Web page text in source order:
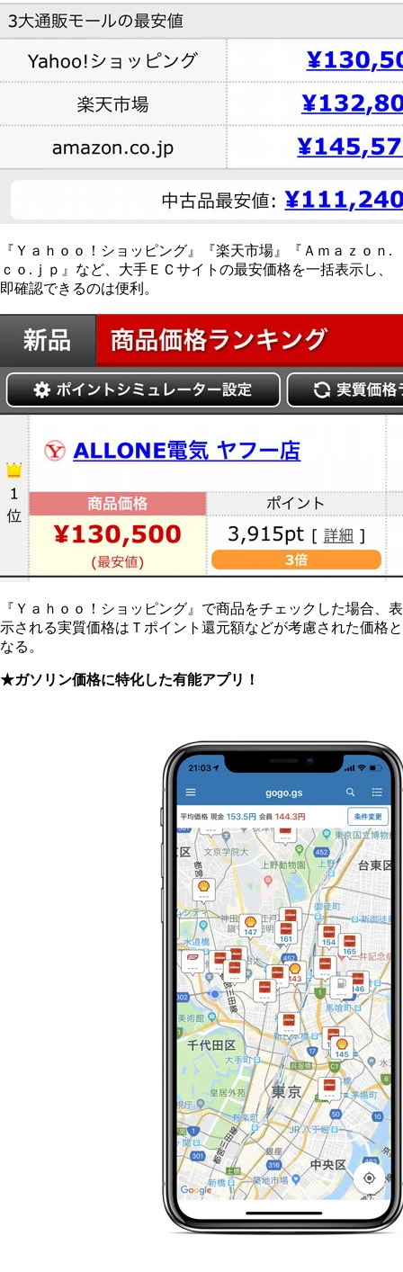
『Ｙａｈｏｏ！ショッピング』『楽天市場』『Ａｍａｚｏｎ.
ｃｏ.ｊｐ』など、大手ＥＣサイトの最安価格を一括表示し、
即確認できるのは便利。
『Ｙａｈｏｏ！ショッピング』で商品をチェックした場合、表
示される実質価格はＴポイント還元額などが考慮された価格と
なる。
★ガソリン価格に特化した有能アプリ！